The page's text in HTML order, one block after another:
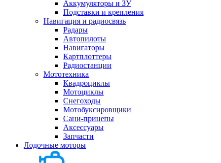
Аккумуляторы и ЗУ
Подставки и крепления
Навигация и радиосвязь
Радары
Автопилоты
Навигаторы
Картплоттеры
Радиостанции
Мототехника
Квадроциклы
Мотоциклы
Снегоходы
Мотобуксировщики
Сани-прицепы
Аксессуары
Запчасти
Лодочные моторы